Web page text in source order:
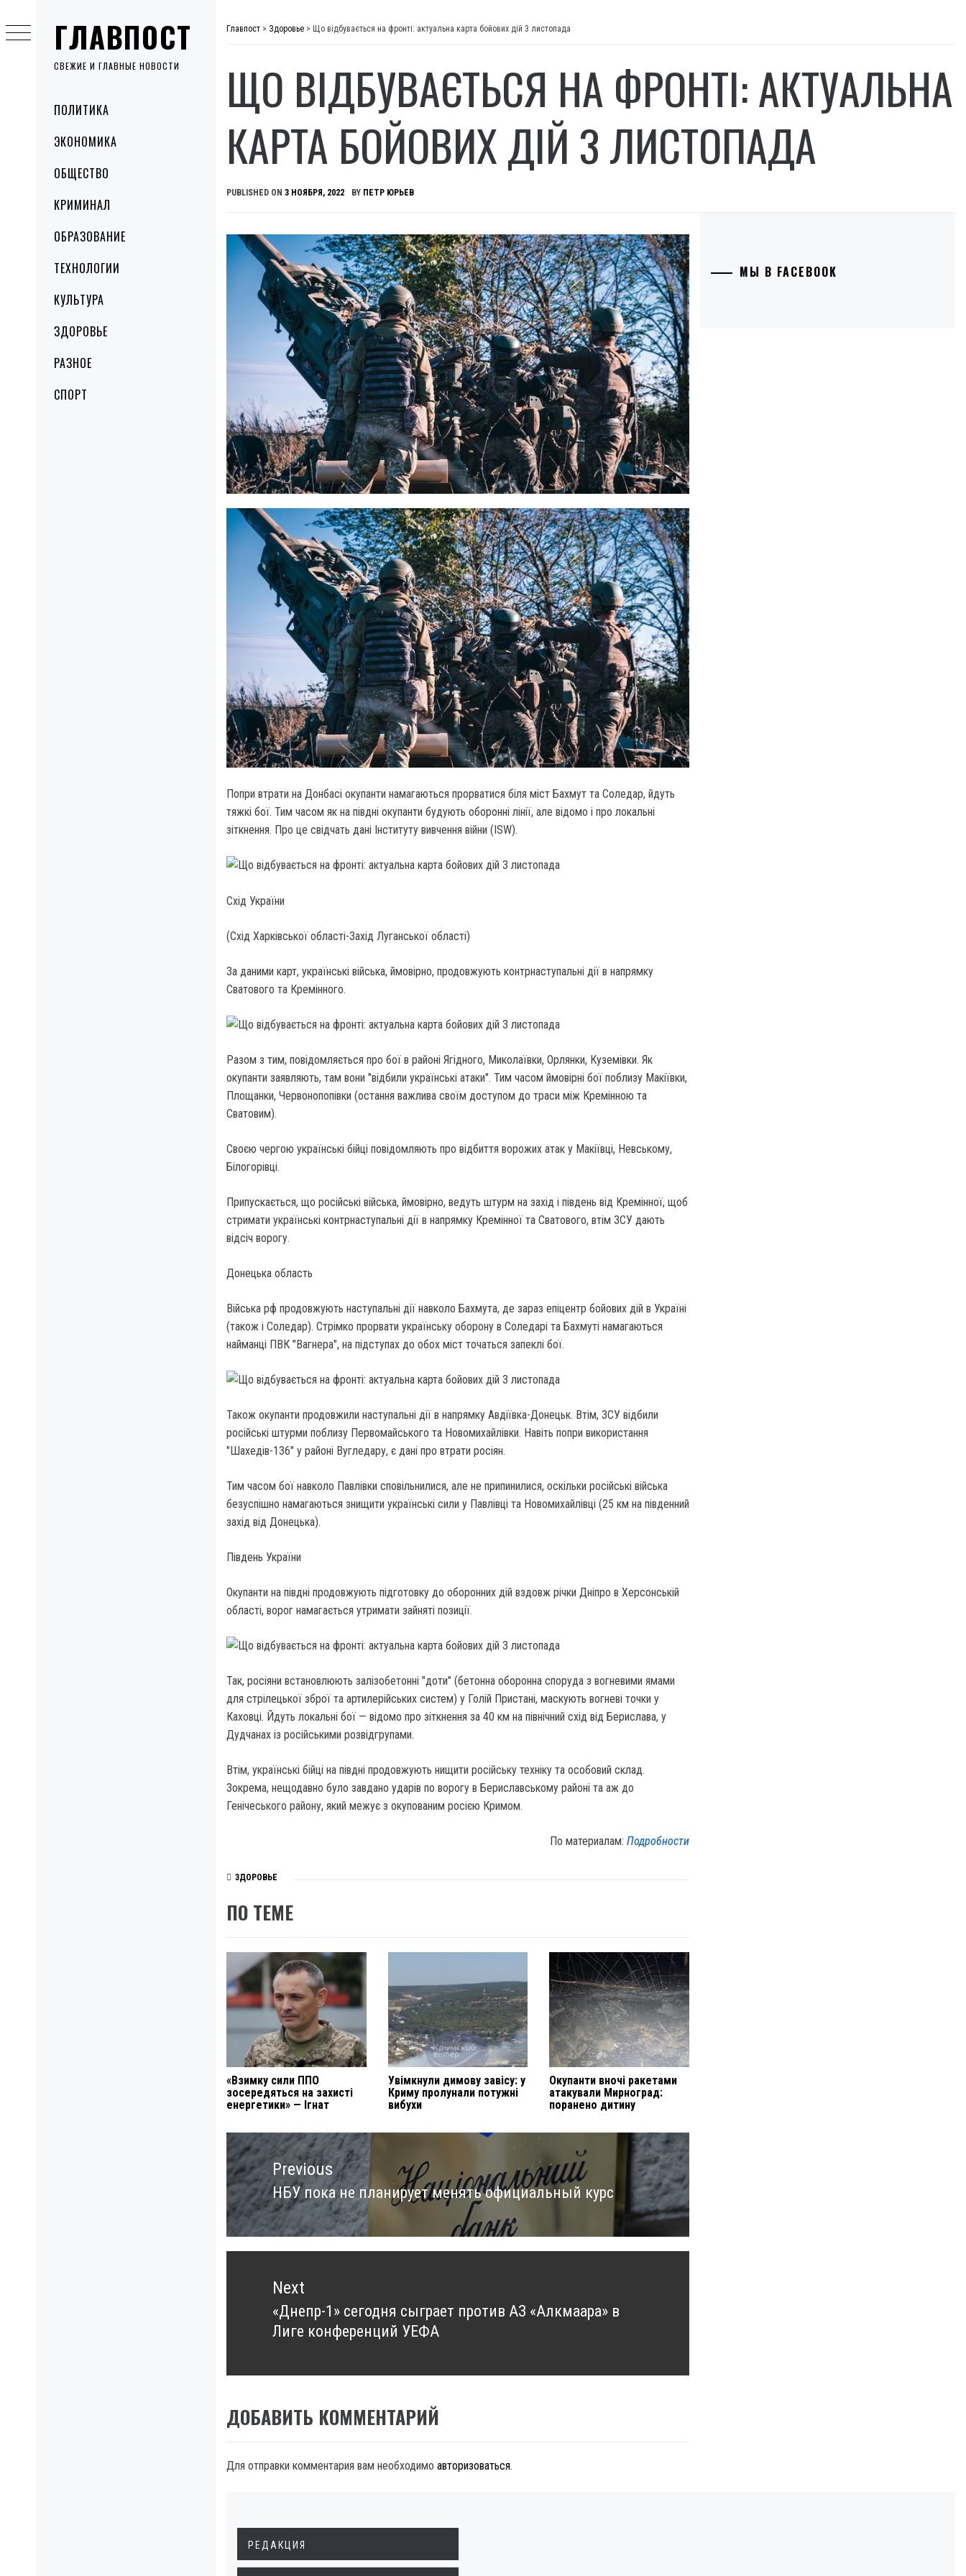
ГЛАВПОСТ
СВЕЖИЕ И ГЛАВНЫЕ НОВОСТИ
MenuПОЛИТИКА
ЭКОНОМИКА
ОБЩЕСТВО
КРИМИНАЛ
ОБРАЗОВАНИЕ
ТЕХНОЛОГИИ
КУЛЬТУРА
ЗДОРОВЬЕ
РАЗНОЕ
СПОРТ
to
content
Главпост > Здоровье > Що відбувається на фронті: актуальна карта бойових дій 3 листопада
ЩО ВІДБУВАЄТЬСЯ НА ФРОНТІ: АКТУАЛЬНА
КАРТА БОЙОВИХ ДІЙ 3 ЛИСТОПАДА
PUBLISHED ON 3 НОЯБРЯ, 2022 BY ПЕТР ЮРЬЕВ
Попри втрати на Донбасі окупанти намагаються прорватися біля міст Бахмут та Соледар, йдуть
тяжкі бої. Тим часом як на півдні окупанти будують оборонні лінії, але відомо і про локальні
зіткнення. Про це свідчать дані Інституту вивчення війни (ISW).
Схід України
(Схід Харківської області-Захід Луганської області)
За даними карт, українські війська, ймовірно, продовжують контрнаступальні дії в напрямку
Сватового та Кремінного.
Разом з тим, повідомляється про бої в районі Ягідного, Миколаївки, Орлянки, Куземівки. Як
окупанти заявляють, там вони "відбили українські атаки". Тим часом ймовірні бої поблизу Макіївки,
Площанки, Червонопопівки (остання важлива своїм доступом до траси між Кремінною та
Сватовим).
Своєю чергою українські бійці повідомляють про відбиття ворожих атак у Макіївці, Невському,
Білогорівці.
Припускається, що російські війська, ймовірно, ведуть штурм на захід і південь від Кремінної, щоб
стримати українські контрнаступальні дії в напрямку Кремінної та Сватового, втім ЗСУ дають
відсіч ворогу.
Донецька область
Війська рф продовжують наступальні дії навколо Бахмута, де зараз епіцентр бойових дій в Україні
(також і Соледар). Стрімко прорвати українську оборону в Соледарі та Бахмуті намагаються
найманці ПВК "Вагнера", на підступах до обох міст точаться запеклі бої.
Також окупанти продовжили наступальні дії в напрямку Авдіївка-Донецьк. Втім, ЗСУ відбили
російські штурми поблизу Первомайського та Новомихайлівки. Навіть попри використання
"Шахедів-136" у районі Вугледару, є дані про втрати росіян.
Тим часом бої навколо Павлівки сповільнилися, але не припинилися, оскільки російські війська
безуспішно намагаються знищити українські сили у Павлівці та Новомихайлівці (25 км на південний
захід від Донецька).
Південь України
Окупанти на півдні продовжують підготовку до оборонних дій вздовж річки Дніпро в Херсонській
області, ворог намагається утримати зайняті позиції.
Так, росіяни встановлюють залізобетонні "доти" (бетонна оборонна споруда з вогневими ямами
для стрілецької зброї та артилерійських систем) у Голій Пристані, маскують вогневі точки у
Каховці. Йдуть локальні бої — відомо про зіткнення за 40 км на північний схід від Берислава, у
Дудчанах із російськими розвідгрупами.
Втім, українські бійці на півдні продовжують нищити російську техніку та особовий склад.
Зокрема, нещодавно було завдано ударів по ворогу в Бериславському районі та аж до
Генічеського району, який межує з окупованим росією Кримом.
По материалам:Подробности
ЗДОРОВЬЕ
ПО ТЕМЕ
«Взимку сили ППО
зосередяться на захисті
енергетики» — Ігнат
Увімкнули димову завісу: у
Криму пролунали потужні
вибухи
Окупанти вночі ракетами
атакували Мирноград:
поранено дитину
Навигация
по
записямPrevious
Previous
post:
НБУ пока не планирует менять официальный курс
Next
Next
post:
«Днепр-1» сегодня сыграет против АЗ «Алкмаара» в
Лиге конференций УЕФА
ДОБАВИТЬ КОММЕНТАРИЙ
Для отправки комментария вам необходимо авторизоваться.
МЫ В FACEBOOK
РЕДАКЦИЯ